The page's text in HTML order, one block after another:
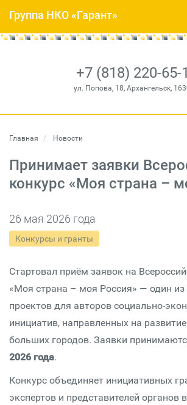
+7 (818) 220-65-
ул. Попова, 18, Архангельск,
Группа НКО «Гарант»
Главная Новости
Принимает заявки
конкурс «Моя страна –
26 мая 2026 года
Конкурсы и гранты
Стартовал приём заявок на
«Моя страна – моя Россия» — один
проектов для авторов социально-
инициатив, направленных на
больших городов. Заявки
2026 года.
Конкурс объединяет инициативных
экспертов и представителей органов